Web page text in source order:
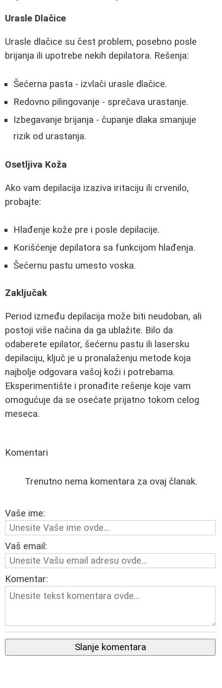
Urasle Dlačice
Urasle dlačice su čest problem, posebno posle
brijanja ili upotrebe nekih depilatora. Rešenja:
Šećerna pasta - izvlači urasle dlačice.
Redovno pilingovanje - sprečava urastanje.
Izbegavanje brijanja - čupanje dlaka smanjuje
rizik od urastanja.
Osetljiva Koža
Ako vam depilacija izaziva iritaciju ili crvenilo,
probajte:
Hlađenje kože pre i posle depilacije.
Korišćenje depilatora sa funkcijom hlađenja.
Šećernu pastu umesto voska.
Zaključak
Period između depilacija može biti neudoban, ali
postoji više načina da ga ublažite. Bilo da
odaberete epilator, šećernu pastu ili lasersku
depilaciju, ključ je u pronalaženju metode koja
najbolje odgovara vašoj koži i potrebama.
Eksperimentište i pronađite rešenje koje vam
omogućuje da se osećate prijatno tokom celog
meseca.
Komentari
Trenutno nema komentara za ovaj članak.
Vaše ime:
Vaš email:
Komentar:
Slanje komentara